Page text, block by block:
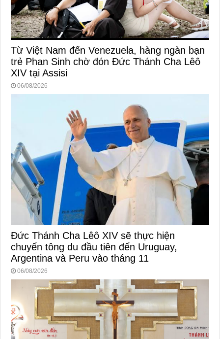
Từ Việt Nam đến Venezuela, hàng ngàn bạn
trẻ Phan Sinh chờ đón Đức Thánh Cha Lêô
XIV tại Assisi
06/08/2026
Đức Thánh Cha Lêô XIV sẽ thực hiện
chuyến tông du đầu tiên đến Uruguay,
Argentina và Peru vào tháng 11
06/08/2026